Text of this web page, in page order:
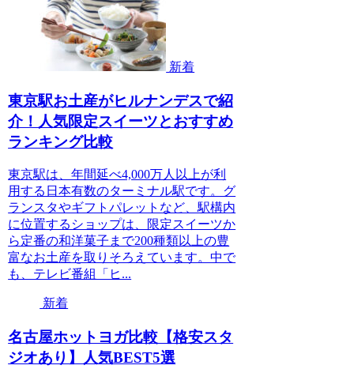
新着
東京駅お土産がヒルナンデスで紹
介！人気限定スイーツとおすすめ
ランキング比較
東京駅は、年間延べ4,000万人以上が利
用する日本有数のターミナル駅です。グ
ランスタやギフトパレットなど、駅構内
に位置するショップは、限定スイーツか
ら定番の和洋菓子まで200種類以上の豊
富なお土産を取りそろえています。中で
も、テレビ番組「ヒ...
新着
名古屋ホットヨガ比較【格安スタ
ジオあり】人気BEST5選